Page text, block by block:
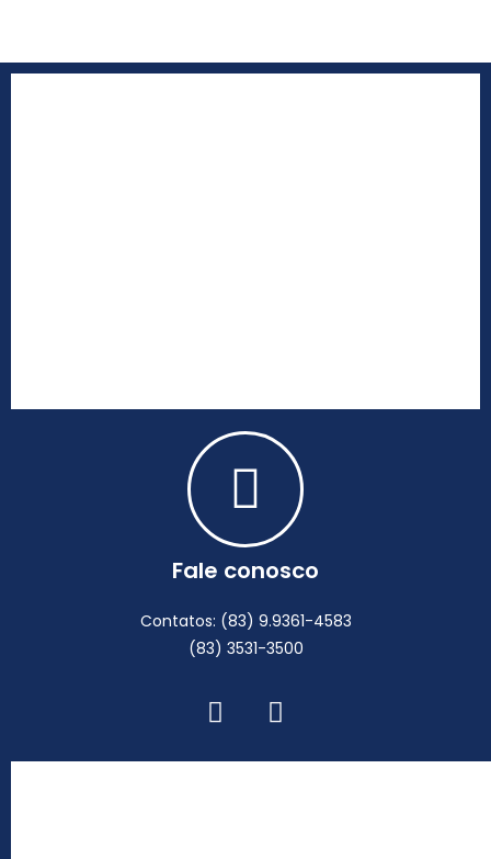
Fale conosco
Contatos: (83) 9.9361-4583
(83) 3531-3500